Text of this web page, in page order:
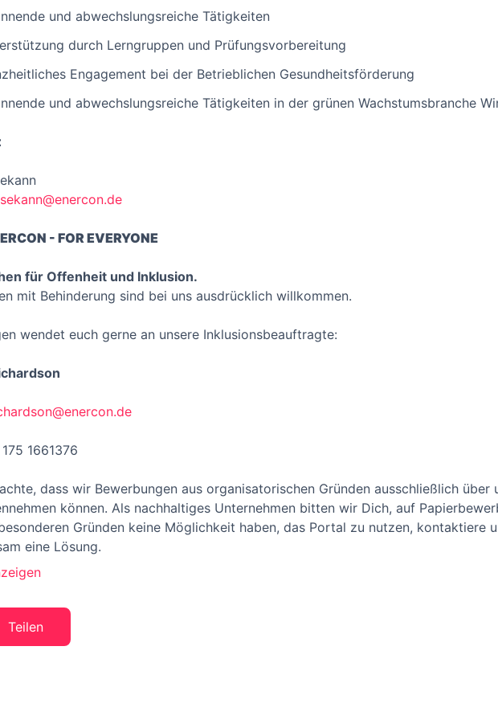
und abwechslungsreiche Tätigkeiten
durch Lerngruppen und Prüfungsvorbereitung
Engagement bei der Betrieblichen Gesundheitsförderung
und abwechslungsreiche Tätigkeiten in der grünen Wachstumsbranche
- FOR EVERYONE
für Offenheit und Inklusion.
mit Behinderung sind bei uns ausdrücklich willkommen.
wendet euch gerne an unsere Inklusionsbeauftragte:
1661376
dass wir Bewerbungen aus organisatorischen Gründen ausschließlich über
können. Als nachhaltiges Unternehmen bitten wir Dich, auf
Gründen keine Möglichkeit haben, das Portal zu nutzen, kontaktiere
eine Lösung.
Teilen